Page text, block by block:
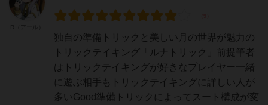
独自の準備トリックと美しい月の世界が魅力の
トリックテイキング「ルナトリック」前提筆者
はトリックテイキングが好きなプレイヤー一緒
に遊ぶ相手もトリックテイキングに詳しい人が
多いGood準備トリックによってスート構成が変